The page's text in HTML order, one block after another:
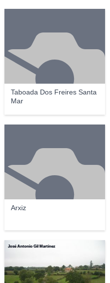
Taboada Dos Freires Santa
Mar
Arxiz
José Antonio Gil Martínez